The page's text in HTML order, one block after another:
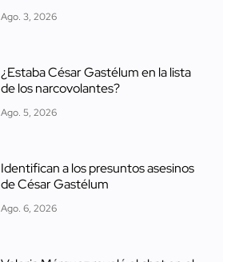
Ago. 3, 2026
¿Estaba César Gastélum en la lista
de los narcovolantes?
Ago. 5, 2026
Identifican a los presuntos asesinos
de César Gastélum
Ago. 6, 2026